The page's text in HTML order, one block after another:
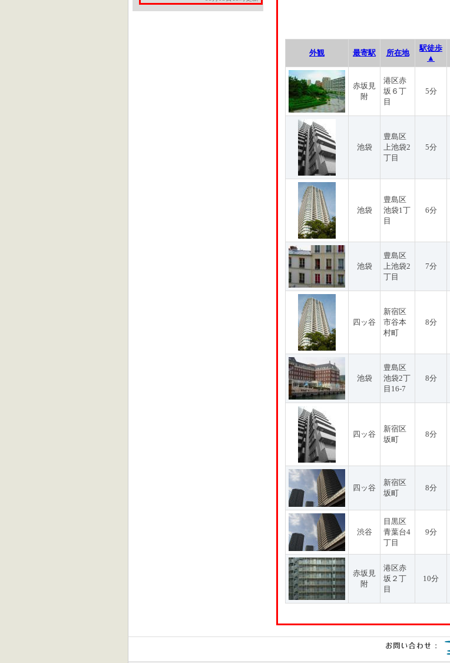
外観 最寄駅 所在地
駅徒歩
▲
赤坂見
附
港区赤
坂６丁
目
5分
池袋
豊島区
上池袋2
丁目
5分
池袋
豊島区
池袋1丁
目
6分
池袋
豊島区
上池袋2
丁目
7分
四ッ谷
新宿区
市谷本
村町
8分
池袋
豊島区
池袋2丁
目16-7
8分
四ッ谷
新宿区
坂町
8分
四ッ谷
新宿区
坂町
8分
渋谷
目黒区
青葉台4
丁目
9分
赤坂見
附
港区赤
坂２丁
目
10分